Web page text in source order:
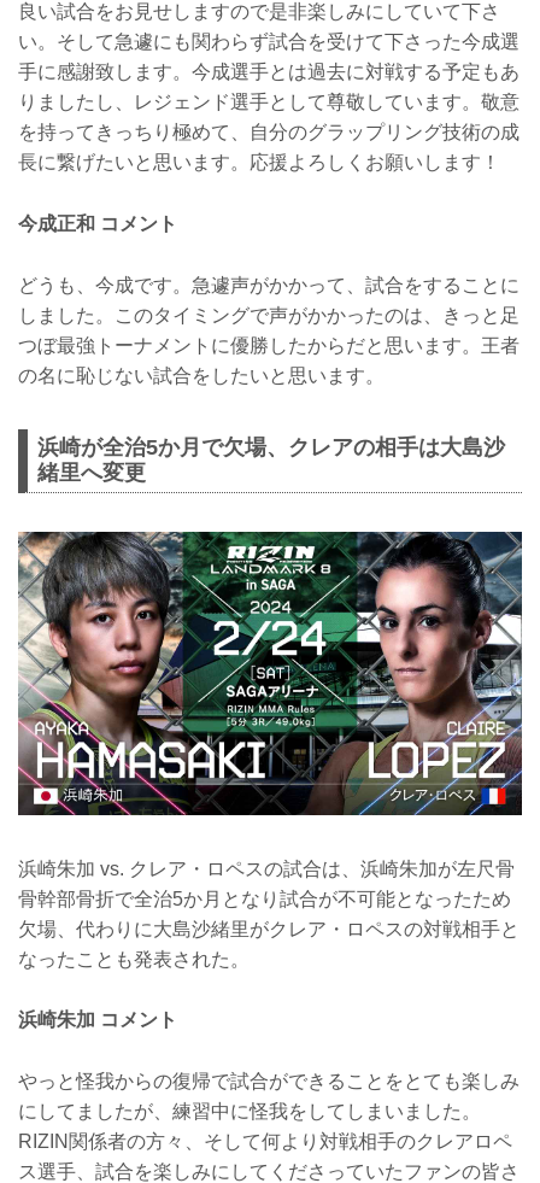
良い試合をお見せしますので是非楽しみにしていて下さ
い。そして急遽にも関わらず試合を受けて下さった今成選
手に感謝致します。今成選手とは過去に対戦する予定もあ
りましたし、レジェンド選手として尊敬しています。敬意
を持ってきっちり極めて、自分のグラップリング技術の成
長に繋げたいと思います。応援よろしくお願いします！
今成正和 コメント
どうも、今成です。急遽声がかかって、試合をすることに
しました。このタイミングで声がかかったのは、きっと足
つぼ最強トーナメントに優勝したからだと思います。王者
の名に恥じない試合をしたいと思います。
浜崎が全治5か月で欠場、クレアの相手は大島沙
緒里へ変更
浜崎朱加 vs. クレア・ロペスの試合は、浜崎朱加が左尺骨
骨幹部骨折で全治5か月となり試合が不可能となったため
欠場、代わりに大島沙緒里がクレア・ロペスの対戦相手と
なったことも発表された。
浜崎朱加 コメント
やっと怪我からの復帰で試合ができることをとても楽しみ
にしてましたが、練習中に怪我をしてしまいました。
RIZIN関係者の方々、そして何より対戦相手のクレアロペ
ス選手、試合を楽しみにしてくださっていたファンの皆さ